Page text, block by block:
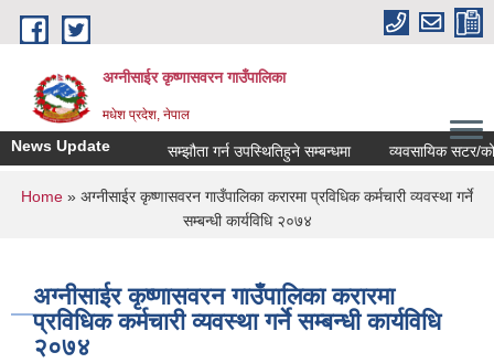
Skip to main content
अग्नीसाईर कृष्णासवरन गाउँपालिका
मधेश प्रदेश, नेपाल
News Update सम्झौता गर्न उपस्थितिहुने सम्बन्धमा व्यवसायिक सटर/
You are here
Home » अग्नीसाईर कृष्णासवरन गाउँपालिका करारमा प्रविधिक कर्मचारी व्यवस्था गर्ने
सम्बन्धी कार्यविधि २०७४
अग्नीसाईर कृष्णासवरन गाउँपालिका करारमा
प्रविधिक कर्मचारी व्यवस्था गर्ने सम्बन्धी कार्यविधि
२०७४